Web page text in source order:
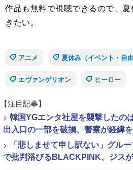
作品も無料で視聴できるので、
きたい。
アニメ
夏休み（イベント・自
エヴァンゲリオン ヒーロー
【注目記事】
> 韓国YGエンタ社屋を襲撃したの
出入口の一部を破損、警察が経緯
>
「悲しませて申し訳ない」グル
で批判浴びるBLACKPINK、ジスが